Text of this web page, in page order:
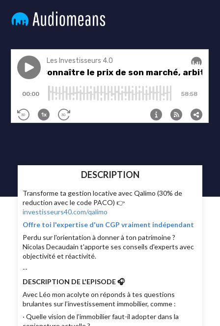
DESCRIPTION
Transforme ta gestion locative avec Qalimo (30% de
reduction avec le code PACO) 👉
investisseurs40.com/qalimo
Offre toi l'expertise d'un CGP vraiment indépendant
Perdu sur l'orientation à donner à ton patrimoine ?
Nicolas Decaudain t'apporte ses conseils d'experts avec
objectivité et réactivité.
--
DESCRIPTION DE L'EPISODE 🎧
Avec Léo mon acolyte on réponds à tes questions
brulantes sur l’investissement immobilier, comme :
· Quelle vision de l’immobilier faut-il adopter dans la